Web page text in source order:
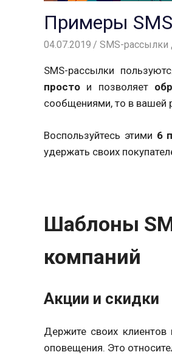
Примеры
04.07.2019 Вероника
SMS-рассылки
SMS-рассылки
просто и позволяет
сообщениями, то в вашей
Воспользуйтесь этими 6
удержать своих
Шаблоны
компаний
Акции и скидки
Держите своих клиентов
оповещения. Это